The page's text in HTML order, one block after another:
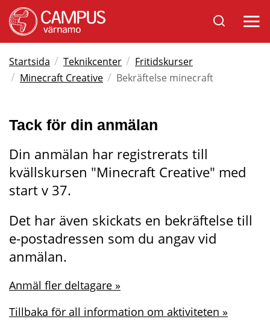
Sök
på
Varnamo.se
Öppna
Startsida / Teknikcenter / Fritidskurser
/ Minecraft Creative / Bekräftelse minecraft
Tack för din anmälan
Din anmälan har registrerats till
kvällskursen "Minecraft Creative" med
start v 37.
Det har även skickats en bekräftelse till
e-postadressen som du angav vid
anmälan.
Anmäl fler deltagare »
Tillbaka för all information om aktiviteten »